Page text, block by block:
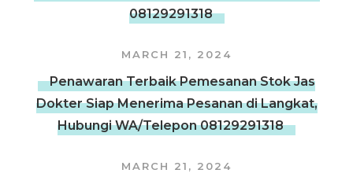
08129291318
MARCH 21, 2024
Penawaran Terbaik Pemesanan Stok Jas
Dokter Siap Menerima Pesanan di Langkat,
Hubungi WA/Telepon 08129291318
MARCH 21, 2024